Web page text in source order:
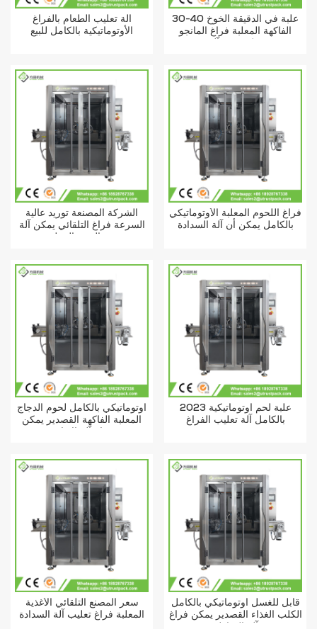
آلة تعليب الطعام بالفراغ
الأوتوماتيكية بالكامل للبيع
30-40 علبة في الدقيقة الخوخ
الفاكهة المعلبة فراغ المانجو
الشركة المصنعة توريد عالية
السرعة فراغ التلقائي يمكن آلة
فراغ اللحوم المعلبة الأوتوماتيكي
بالكامل يمكن أن آلة السدادة
أوتوماتيكي بالكامل لحوم الدجاج
المعلبة الفاكهة القصدير يمكن
2023 علبة لحم أوتوماتيكية
بالكامل آلة تعليب الفراغ
سعر المصنع التلقائي الأغذية
المعلبة فراغ تعليب آلة السدادة
قابل للغسل أوتوماتيكي بالكامل
الكلب الغذاء القصدير يمكن فراغ